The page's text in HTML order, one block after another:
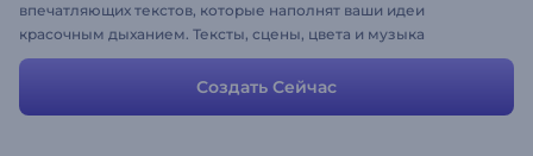
впечатляющих текстов, которые наполнят ваши идеи
красочным дыханием. Тексты, сцены, цвета и музыка
настраиваются, вы можете изменять их, чтобы они
соответствовали вашим услугам и идеям.
Создать Сейчас